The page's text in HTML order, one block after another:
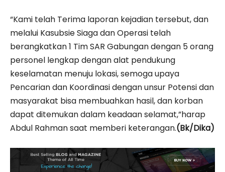
“Kami telah Terima laporan kejadian tersebut, dan
melalui Kasubsie Siaga dan Operasi telah
berangkatkan 1 Tim SAR Gabungan dengan 5 orang
personel lengkap dengan alat pendukung
keselamatan menuju lokasi, semoga upaya
Pencarian dan Koordinasi dengan unsur Potensi dan
masyarakat bisa membuahkan hasil, dan korban
dapat ditemukan dalam keadaan selamat,”harap
Abdul Rahman saat memberi keterangan.(Bk/Dika)